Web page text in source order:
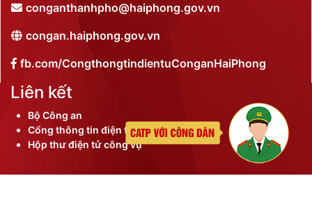
conganthanhpho@haiphong.gov.vn
congan.haiphong.gov.vn
fb.com/CongthongtindientuConganHaiPhong
Liên kết
Bộ Công an
Cổng thông tin điện tử thành phố
Hộp thư điện tử công vụ